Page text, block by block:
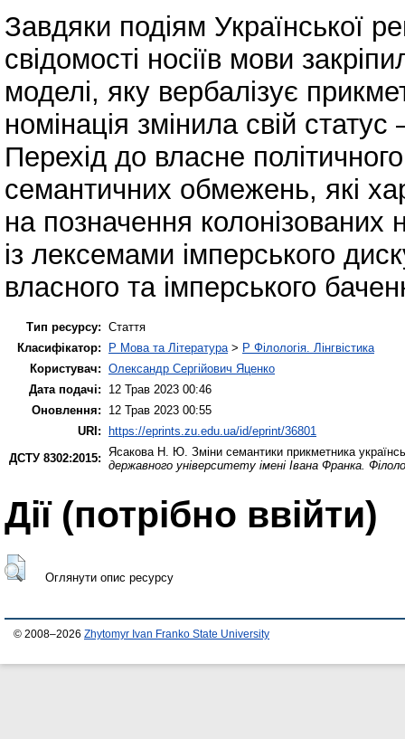
Завдяки подіям Української
свідомості носіїв мови
моделі, яку вербалізує
номінація змінила свій
Перехід до власне
семантичних обмежень, які
на позначення колонізованих
із лексемами імперського
власного та імперського
Тип ресурсу: Стаття
Класифікатор:
P Мова та Література> P Філологія. Лінгвістика
Користувач: Олександр Сергійович Яценко
Дата подачі:
12 Трав 2023 00:46
Оновлення:
12 Трав 2023 00:55
URI:
https://eprints.zu.edu.ua/id/eprint/36801
ДСТУ 8302:2015: Ясакова Н. Ю. Зміни семантики прикметника
державного університету імені Івана Франка.
Дії ​​(потрібно ввійти)
Оглянути опис ресурсу
© 2008–2026 Zhytomyr Ivan Franko State University